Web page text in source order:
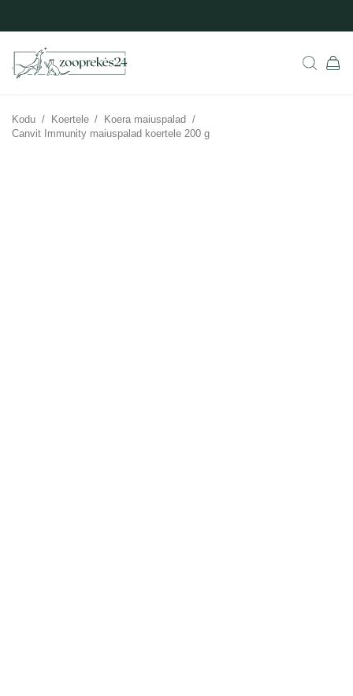
Kodu / Koertele / Koera maiuspalad /
Canvit Immunity maiuspalad koertele 200 g